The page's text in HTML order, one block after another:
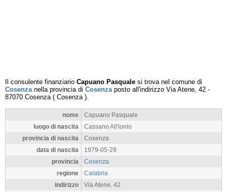
Il consulente finanziario Capuano Pasquale si trova nel comune di
Cosenzanella provincia di Cosenzaposto all'indirizzo Via Atene, 42 -
87070 Cosenza( Cosenza).
nome
Capuano Pasquale
luogo di nascita
Cassano All'ionio
provincia di nascita
Cosenza
data di nascita
1979-05-29
provincia
Cosenza
regione
Calabria
indirizzo
Via Atene, 42